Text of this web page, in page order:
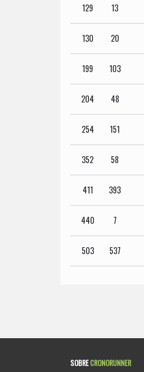
129 13
130 20
199 103
204 48
254 151
352 58
411 393
440 7
503 537
SOBRECRONORUNNER